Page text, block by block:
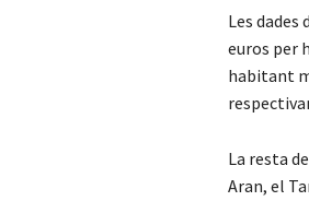
Les dades
euros per
habitant
La resta
Aran, el